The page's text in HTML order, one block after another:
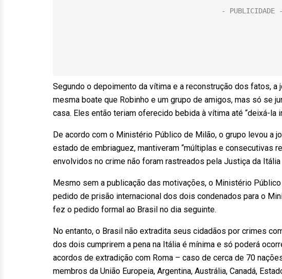
Segundo o depoimento da vítima e a reconstrução dos fatos, a
mesma boate que Robinho e um grupo de amigos, mas só se
casa. Eles então teriam oferecido bebida à vítima até “deixá-la
De acordo com o Ministério Público de Milão, o grupo levou a
estado de embriaguez, mantiveram “múltiplas e consecutivas
envolvidos no crime não foram rastreados pela Justiça da
Mesmo sem a publicação das motivações, o Ministério
pedido de prisão internacional dos dois condenados para o
fez o pedido formal ao Brasil no dia seguinte.
No entanto, o Brasil não extradita seus cidadãos por crimes
dos dois cumprirem a pena na Itália é mínima e só poderá
acordos de extradição com Roma – caso de cerca de 70
membros da União Europeia, Argentina, Austrália, Canadá,